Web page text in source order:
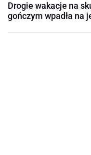
Drogie wakacje na
gończym wpadła na